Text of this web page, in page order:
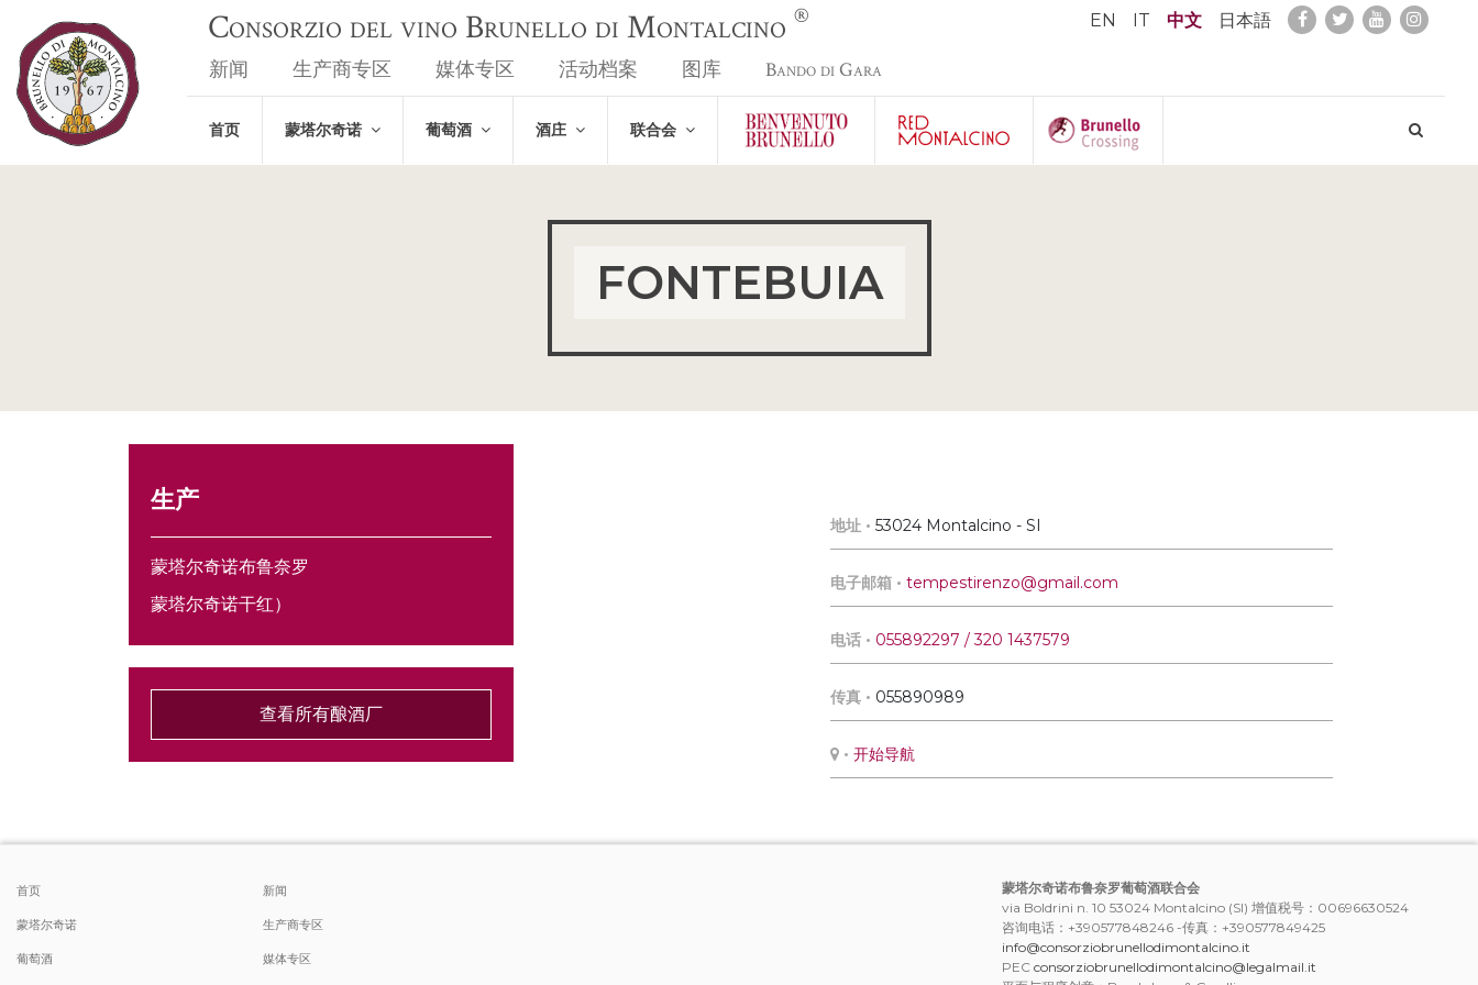
Consorzio del vino Brunello di Montalcino ® EN IT 中文 日本語
新闻 生产商专区 媒体专区 活动档案 图库 Bando di Gara
首页 蒙塔尔奇诺 葡萄酒 酒庄 联合会
FONTEBUIA
生产
蒙塔尔奇诺布鲁奈罗
蒙塔尔奇诺干红）
查看所有酿酒厂
地址 •53024 Montalcino - SI
电子邮箱 •tempestirenzo@gmail.com
电话 • 055892297 / 320 1437579
传真 • 055890989
• 开始导航
首页
蒙塔尔奇诺
葡萄酒
新闻
生产商专区
媒体专区
蒙塔尔奇诺布鲁奈罗葡萄酒联合会
via Boldrini n. 10 53024 Montalcino (SI) 增值税号：00696630524
咨询电话：+390577848246 -传真：+390577849425
info@consorziobrunellodimontalcino.it
PEC consorziobrunellodimontalcino@legalmail.it